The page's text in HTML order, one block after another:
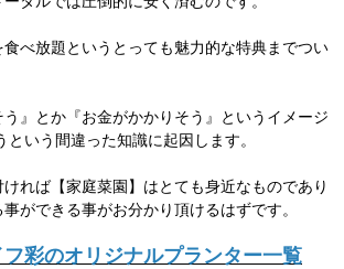
食べ放題というとっても魅力的な特典までつい
』とか『お金がかかりそう』というイメージ
という間違った知識に起因します。
れば【家庭菜園】はとても身近なものであり
ができる事がお分かり頂けるはずです。
彩のオリジナルプランター一覧